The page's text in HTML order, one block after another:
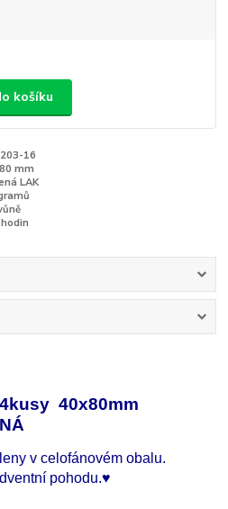
košíku
16
mm
LAK
40x80mm
v celofánovém obalu.
pohodu.♥